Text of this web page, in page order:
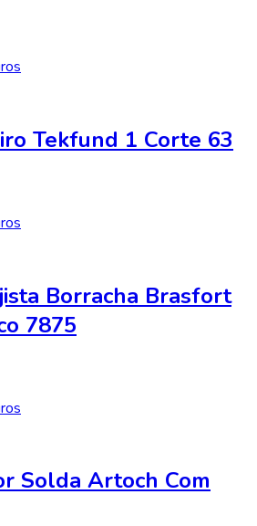
Tekfund 1 Corte 63
Borracha Brasfort
7875
Solda Artoch Com